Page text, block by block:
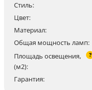
Стиль:
Цвет:
Материал:
Общая мощность ламп:
Площадь освещения,
(м2):
?
Гарантия: